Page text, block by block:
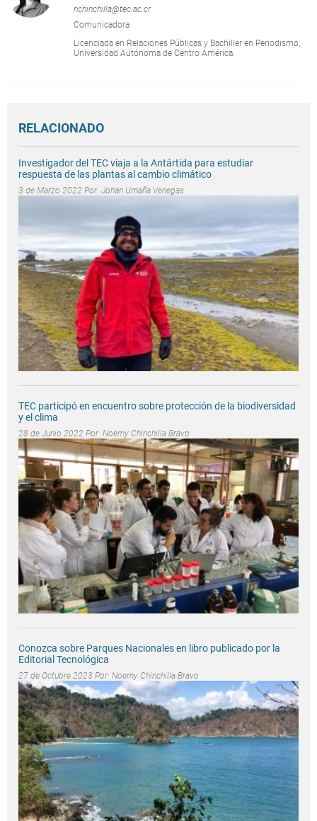
nchinchilla@tec.ac.cr
Comunicadora
Licenciada en Relaciones Públicas y Bachiller en Periodismo,
Universidad Autónoma de Centro América.
RELACIONADO
Investigador del TEC viaja a la Antártida para estudiar
respuesta de las plantas al cambio climático
3 de Marzo 2022 Por: Johan Umaña Venegas
TEC participó en encuentro sobre protección de la biodiversidad
y el clima
28 de Junio 2022 Por: Noemy Chinchilla Bravo
Conozca sobre Parques Nacionales en libro publicado por la
Editorial Tecnológica
27 de Octubre 2023 Por: Noemy Chinchilla Bravo